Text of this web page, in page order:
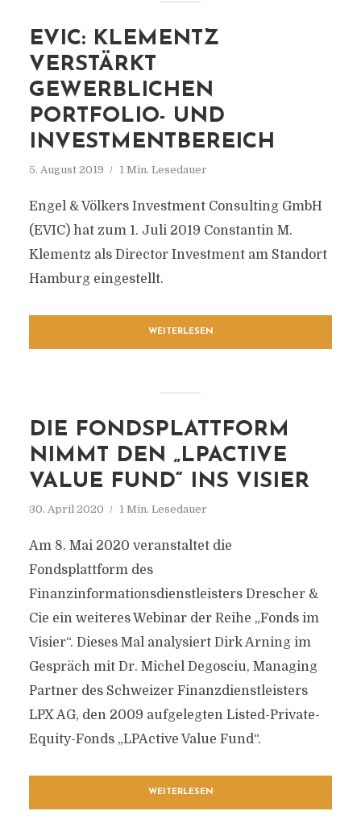
EVIC: KLEMENTZ
VERSTÄRKT
GEWERBLICHEN
PORTFOLIO- UND
INVESTMENTBEREICH
5. August 2019 1 Min. Lesedauer
Engel & Völkers Investment Consulting GmbH
(EVIC) hat zum 1. Juli 2019 Constantin M.
Klementz als Director Investment am Standort
Hamburg eingestellt.
WEITERLESEN
DIE FONDSPLATTFORM
NIMMT DEN „LPACTIVE
VALUE FUND“ INS VISIER
30. April 2020 1 Min. Lesedauer
Am 8. Mai 2020 veranstaltet die
Fondsplattform des
Finanzinformationsdienstleisters Drescher &
Cie ein weiteres Webinar der Reihe „Fonds im
Visier“. Dieses Mal analysiert Dirk Arning im
Gespräch mit Dr. Michel Degosciu, Managing
Partner des Schweizer Finanzdienstleisters
LPX AG, den 2009 aufgelegten Listed-Private-
Equity-Fonds „LPActive Value Fund“.
WEITERLESEN